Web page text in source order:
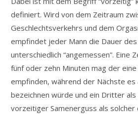
definiert. Wird von dem Zeitraum
Geschlechtsverkehrs und dem
empfindet jeder Mann die Dauer
unterschiedlich “angemessen”. Eine
fünf oder zehn Minuten mag der eine
empfinden, während der Nächste
bezeichnen würde und ein Dritter
vorzeitiger Samenerguss als solcher